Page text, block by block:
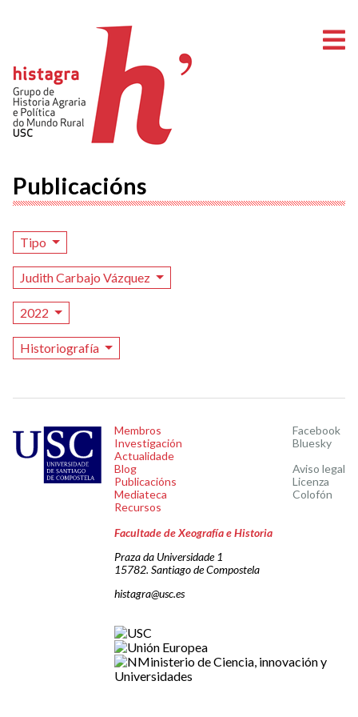
Publicacións
Tipo
Judith Carbajo Vázquez
2022
Historiografía
Membros
Investigación
Actualidade
Blog
Publicacións
Mediateca
Recursos
Facebook
Bluesky
Aviso legal
Licenza
Colofón
Facultade de Xeografía e Historia
Praza da Universidade 1
15782. Santiago de Compostela
histagra@usc.es